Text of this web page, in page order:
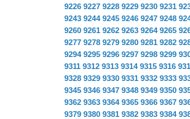
9226 9227 9228 9229 9230 9231
9243 9244 9245 9246 9247 9248
9260 9261 9262 9263 9264 9265
9277 9278 9279 9280 9281 9282
9294 9295 9296 9297 9298 9299
9311 9312 9313 9314 9315 9316
9328 9329 9330 9331 9332 9333
9345 9346 9347 9348 9349 9350
9362 9363 9364 9365 9366 9367
9379 9380 9381 9382 9383 9384